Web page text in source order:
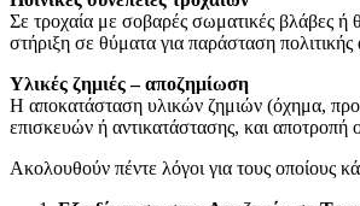
Σε τροχαία με σοβαρές σωματικές βλάβες ή
στήριξη σε θύματα για παράσταση
Υλικές ζημιές – αποζημίωση
Η αποκατάσταση υλικών ζημιών (όχημα,
επισκευών ή αντικατάστασης, και αποτροπή
Ακολουθούν πέντε λόγοι για τους οποίους